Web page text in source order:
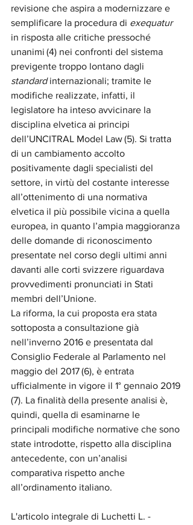
revisione che aspira a modernizzare e
semplificare la procedura di exequatur
in risposta alle critiche pressoché
unanimi (4) nei confronti del sistema
previgente troppo lontano dagli
standard internazionali; tramite le
modifiche realizzate, infatti, il
legislatore ha inteso avvicinare la
disciplina elvetica ai principi
dell’UNCITRAL Model Law (5). Si tratta
di un cambiamento accolto
positivamente dagli specialisti del
settore, in virtù del costante interesse
all’ottenimento di una normativa
elvetica il più possibile vicina a quella
europea, in quanto l’ampia maggioranza
delle domande di riconoscimento
presentate nel corso degli ultimi anni
davanti alle corti svizzere riguardava
provvedimenti pronunciati in Stati
membri dell’Unione.
La riforma, la cui proposta era stata
sottoposta a consultazione già
nell’inverno 2016 e presentata dal
Consiglio Federale al Parlamento nel
maggio del 2017 (6), è entrata
ufficialmente in vigore il 1° gennaio 2019
(7). La finalità della presente analisi è,
quindi, quella di esaminarne le
principali modifiche normative che sono
state introdotte, rispetto alla disciplina
antecedente, con un’analisi
comparativa rispetto anche
all’ordinamento italiano.
L'articolo integrale di Luchetti L. -